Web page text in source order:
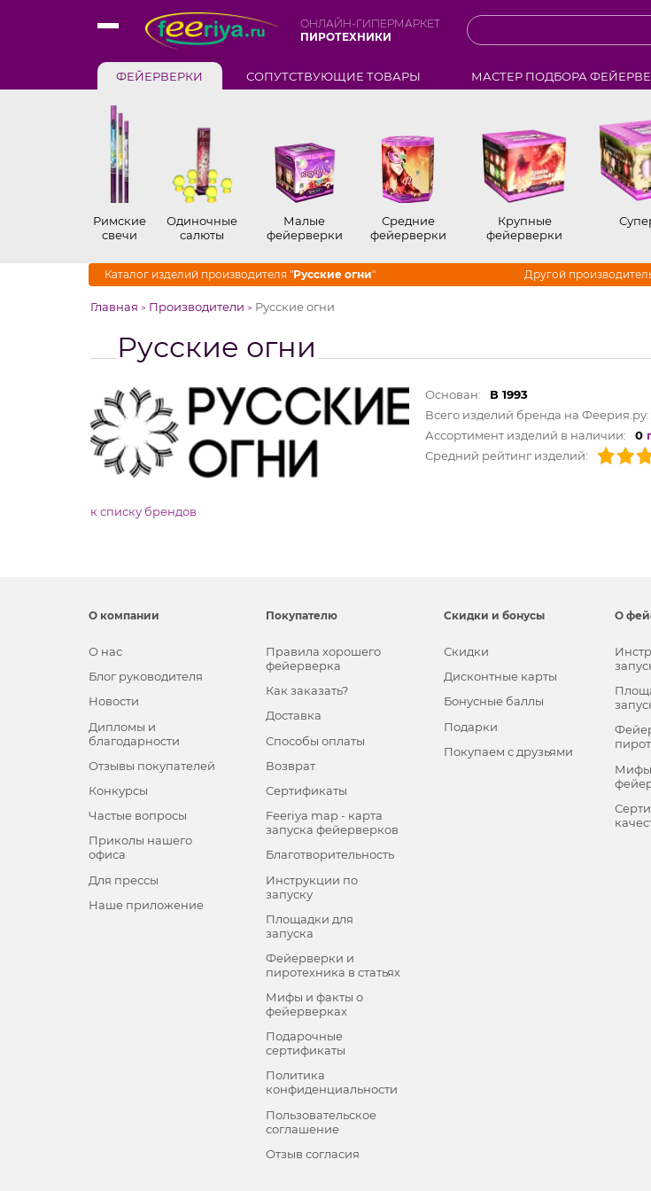
ОНЛАЙН-ГИПЕРМАРКЕТ
ПИРОТЕХНИКИ
ФЕЙЕРВЕРКИ СОПУТСТВУЮЩИЕ ТОВАРЫ МАСТЕР ПОДБОРА
Римские
свечи
Одиночные
салюты
Малые
фейерверки
Средние
фейерверки
Крупные
фейерверки
Каталог изделий производителя "Русские огни" Другой
Главная > Производители > Русские огни
Русские огни
Основан:
В 1993
Всего изделий бренда на Феерия.ру:
Ассортимент изделий в наличии:
0
Средний рейтинг изделий:
к списку брендов
О компании
О нас
Блог руководителя
Новости
Дипломы и
благодарности
Отзывы покупателей
Конкурсы
Частые вопросы
Приколы нашего
офиса
Для прессы
Наше приложение
Покупателю
Правила хорошего
фейерверка
Как заказать?
Доставка
Способы оплаты
Возврат
Сертификаты
Feeriya map - карта
запуска фейерверков
Благотворительность
Инструкции по
запуску
Площадки для
запуска
Фейерверки и
пиротехника в статьях
Мифы и факты о
фейерверках
Подарочные
сертификаты
Политика
конфиденциальности
Пользовательское
соглашение
Отзыв согласия
Скидки и бонусы
Скидки
Дисконтные карты
Бонусные баллы
Подарки
Покупаем с друзьями
О
Мифы